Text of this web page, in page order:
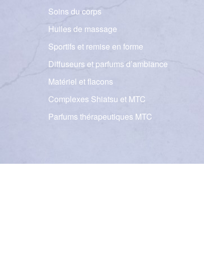
Soins du corps
Huiles de massage
Sportifs et remise en forme
Diffuseurs et parfums d’ambiance
Matériel et flacons
Complexes Shiatsu et MTC
Parfums thérapeutiques MTC